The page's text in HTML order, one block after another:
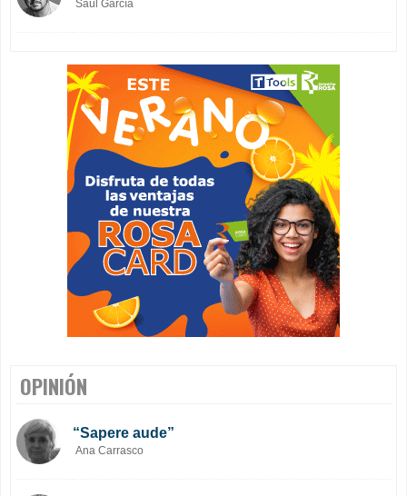
Saúl García
OPINIÓN
“Sapere aude”
Ana Carrasco